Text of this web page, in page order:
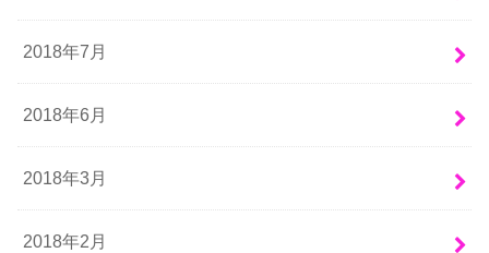
2018年7月
2018年6月
2018年3月
2018年2月